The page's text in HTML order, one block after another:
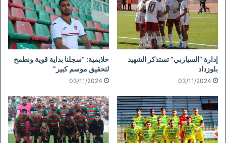
إدارة “السياربي” تستذكر الشهيد
بلوزداد
03/11/2024
حلايمية: “سجلنا بداية قوية ونطمح
لتحقيق موسم كبير”
03/11/2024